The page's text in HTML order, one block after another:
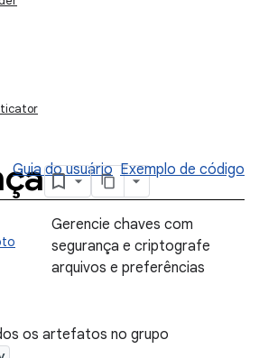
Guia do usuário Exemplo de código
Gerencie chaves com
segurança e criptografe
arquivos e preferências
os artefatos no grupo